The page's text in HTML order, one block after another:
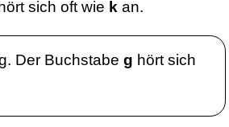
hört sich oft wie k an.
Der Buchstabeg hört sich